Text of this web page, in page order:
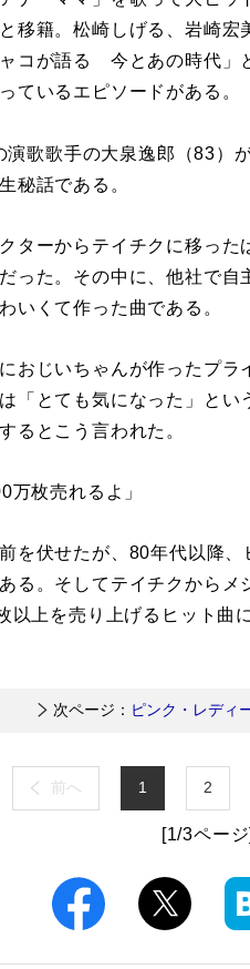
移籍。松崎しげる、岩崎
コが語る 今とあの時代」
ているエピソードがある。
歌歌手の大泉逸郎（83）
秘話である。
ターからテイチクに移った
った。その中に、他社で
いくて作った曲である。
おじいちゃんが作ったプラ
「とても気になった」と
るとこう言われた。
万枚売れるよ」
を伏せたが、80年代以降
る。そしてテイチクからメ
以上を売り上げるヒット曲
次ページ： ピンク・レディ
前へ 1 2
[1/3ページ]